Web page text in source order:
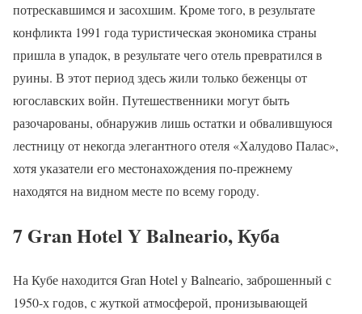
потрескавшимся и засохшим. Кроме того, в результате
конфликта 1991 года туристическая экономика страны
пришла в упадок, в результате чего отель превратился в
руины. В этот период здесь жили только беженцы от
югославских войн. Путешественники могут быть
разочарованы, обнаружив лишь остатки и обвалившуюся
лестницу от некогда элегантного отеля «Халудово Палас»,
хотя указатели его местонахождения по-прежнему
находятся на видном месте по всему городу.
7 Gran Hotel Y Balneario, Куба
На Кубе находится Gran Hotel y Balneario, заброшенный с
1950-х годов, с жуткой атмосферой, пронизывающей